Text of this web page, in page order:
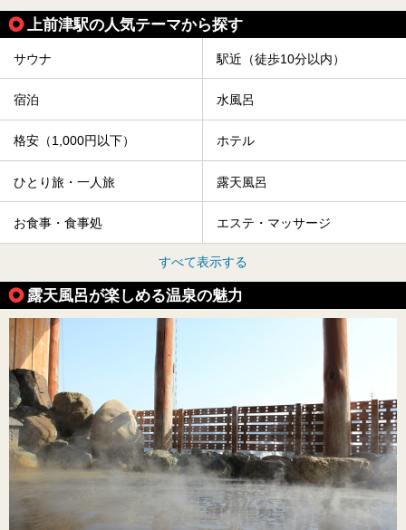
上前津駅の人気テーマから探す
サウナ 駅近（徒歩10分以内）
宿泊 水風呂
格安（1,000円以下） ホテル
ひとり旅・一人旅 露天風呂
お食事・食事処 エステ・マッサージ
すべて表示する
露天風呂が楽しめる温泉の魅力